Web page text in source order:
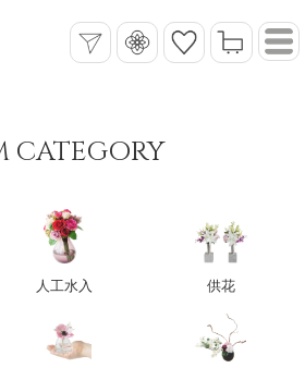
CATEGORY
人工水入 供花